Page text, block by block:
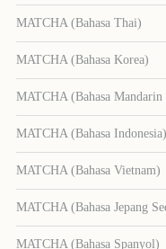
MATCHA (Bahasa Thai)
MATCHA (Bahasa Korea)
MATCHA (Bahasa Mandarin
MATCHA (Bahasa Indonesia)
MATCHA (Bahasa Vietnam)
MATCHA (Bahasa Jepang
MATCHA (Bahasa Spanyol)